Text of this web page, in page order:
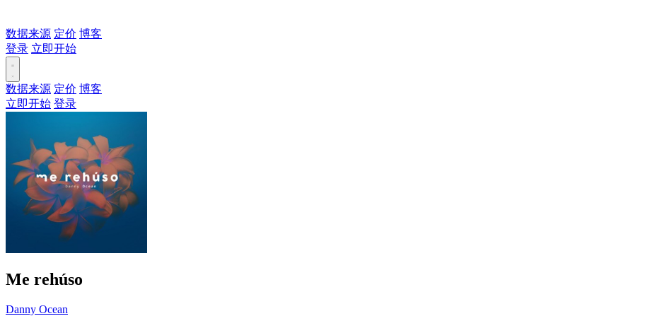
数据来源 定价 博客
登录 立即开始
数据来源 定价 博客
立即开始 登录
Me rehúso
Danny Ocean